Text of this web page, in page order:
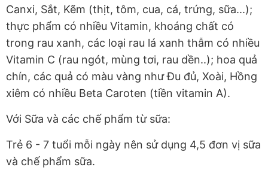
Canxi, Sắt, Kẽm (thịt, tôm, cua, cá, trứng, sữa...);
thực phẩm có nhiều Vitamin, khoáng chất có
trong rau xanh, các loại rau lá xanh thẫm có nhiều
Vitamin C (rau ngót, mùng tơi, rau dền..); hoa quả
chín, các quả có màu vàng như Đu đủ, Xoài, Hồng
xiêm có nhiều Beta Caroten (tiền vitamin A).
Với Sữa và các chế phẩm từ sữa:
Trẻ 6 - 7 tuổi mỗi ngày nên sử dụng 4,5 đơn vị sữa
và chế phẩm sữa.